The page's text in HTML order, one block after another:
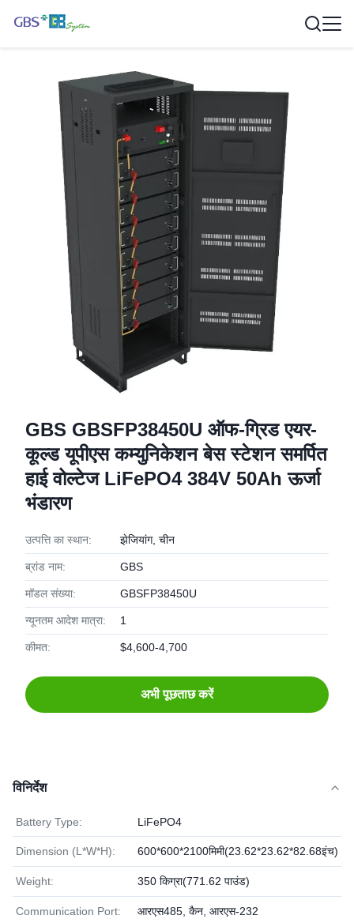
GBS GBSFP38450U ऑफ-ग्रिड एयर-
कूल्ड यूपीएस कम्युनिकेशन बेस स्टेशन समर्पित
हाई वोल्टेज LiFePO4 384V 50Ah ऊर्जा
भंडारण
उत्पत्ति का स्थान: झेजियांग, चीन
ब्रांड नाम: GBS
मॉडल संख्या: GBSFP38450U
न्यूनतम आदेश मात्रा: 1
कीमत: $4,600-4,700
अभी पूछताछ करें
विनिर्देश
Battery Type: LiFePO4
Dimension (L*W*H): 600*600*2100मिमी(23.62*23.62*82.68इंच)
Weight: 350 किग्रा(771.62 पाउंड)
Communication Port: आरएस485, कैन, आरएस-232